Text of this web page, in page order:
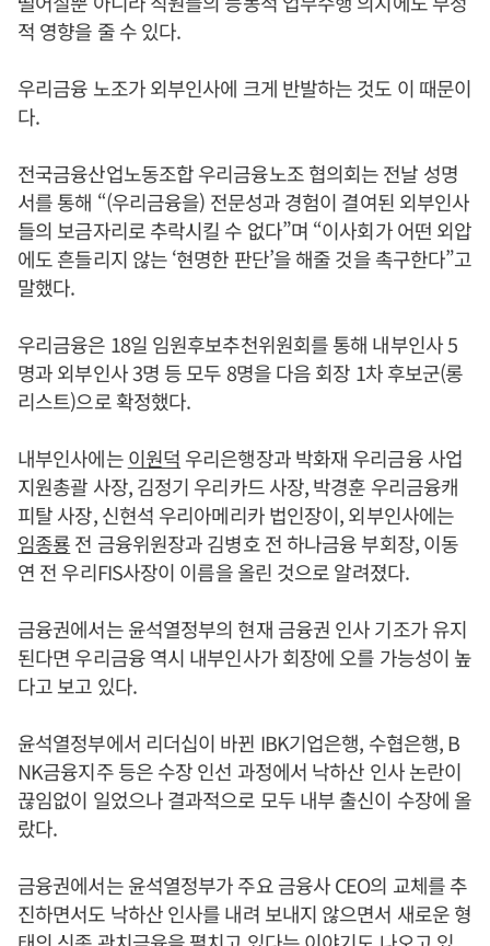
적 영향을 줄 수 있다.
우리금융 노조가 외부인사에 크게 반발하는 것도 이 때문이
다.
전국금융산업노동조합 우리금융노조 협의회는 전날 성명
서를 통해 “(우리금융을) 전문성과 경험이 결여된 외부인사
들의 보금자리로 추락시킬 수 없다”며 “이사회가 어떤 외압
에도 흔들리지 않는 ‘현명한 판단’을 해줄 것을 촉구한다”고
말했다.
우리금융은 18일 임원후보추천위원회를 통해 내부인사 5
명과 외부인사 3명 등 모두 8명을 다음 회장 1차 후보군(롱
리스트)으로 확정했다.
내부인사에는이원덕 우리은행장과 박화재 우리금융 사업
지원총괄 사장, 김정기 우리카드 사장, 박경훈 우리금융캐
피탈 사장, 신현석 우리아메리카 법인장이, 외부인사에는
임종룡전 금융위원장과 김병호 전 하나금융 부회장, 이동
연 전 우리FIS사장이 이름을 올린 것으로 알려졌다.
금융권에서는 윤석열정부의 현재 금융권 인사 기조가 유지
된다면 우리금융 역시 내부인사가 회장에 오를 가능성이 높
다고 보고 있다.
윤석열정부에서 리더십이 바뀐 IBK기업은행, 수협은행, B
NK금융지주 등은 수장 인선 과정에서 낙하산 인사 논란이
끊임없이 일었으나 결과적으로 모두 내부 출신이 수장에 올
랐다.
금융권에서는 윤석열정부가 주요 금융사 CEO의 교체를 추
진하면서도 낙하산 인사를 내려 보내지 않으면서 새로운 형